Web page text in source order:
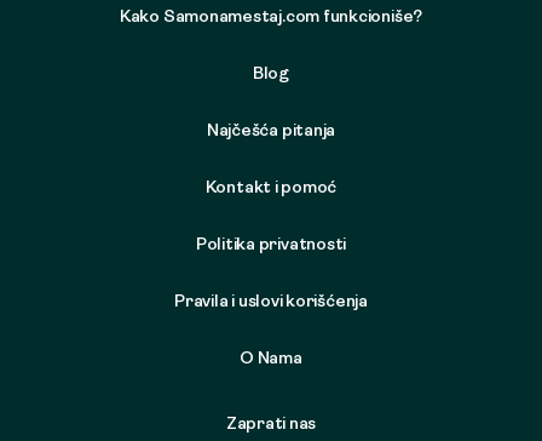
Kako Samonamestaj.com funkcioniše?
Blog
Najčešća pitanja
Kontakt i pomoć
Politika privatnosti
Pravila i uslovi korišćenja
O Nama
Zaprati nas